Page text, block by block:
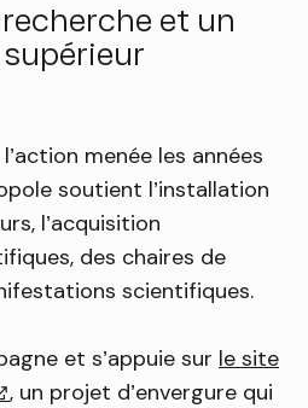
et un
menée les années
soutient l’installation
l’acquisition
des chaires de
scientifiques.
et s’appuie sur le site
externe)
, un projet d’envergure qui